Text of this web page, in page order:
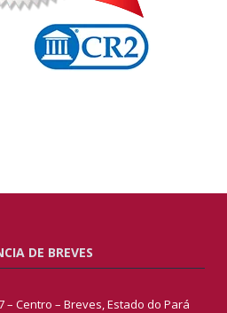
DE BREVES
– Centro – Breves, Estado do Pará